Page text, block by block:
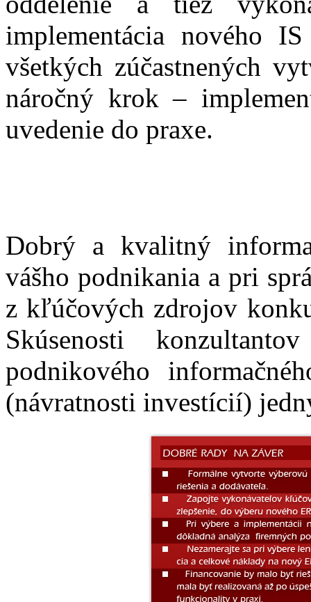
implementácia nového
všetkých zúčastnených
náročný krok –
uvedenie do praxe.
Dobrý a kvalitný
vášho podnikania a pri
z kľúčových zdrojov
Skúsenosti
podnikového
(návratnosti investícií)